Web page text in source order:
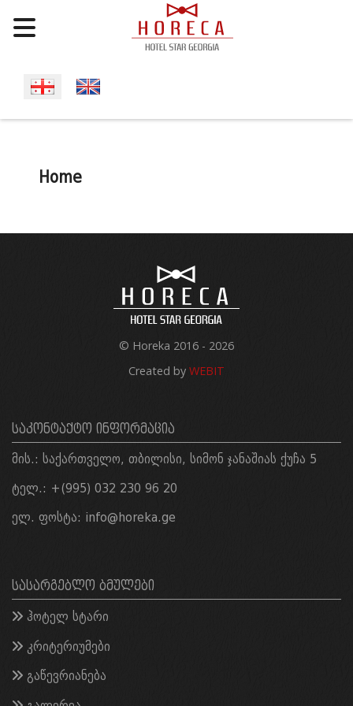
Select your language
Home
© Horeka 2016 - 2026
Created by WEBIT
ᲡᲐᲙᲝᲜᲢᲐᲥᲢᲝ ᲘᲜᲤᲝᲠᲛᲐᲪᲘᲐ
მის.: საქართველო, თბილისი, სიმონ ჯანაშიას ქუჩა 5
ტელ.: +(995) 032 230 96 20
ელ. ფოსტა: info@horeka.ge
ᲡᲐᲡᲐᲠᲒᲔᲑᲚᲝ ᲑᲛᲣᲚᲔᲑᲘ
ჰოტელ სტარი
კრიტერიუმები
გაწევრიანება